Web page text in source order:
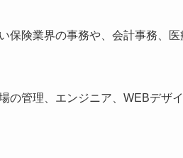
保険業界の事務や、会計事務、
の管理、エンジニア、WEBデザ